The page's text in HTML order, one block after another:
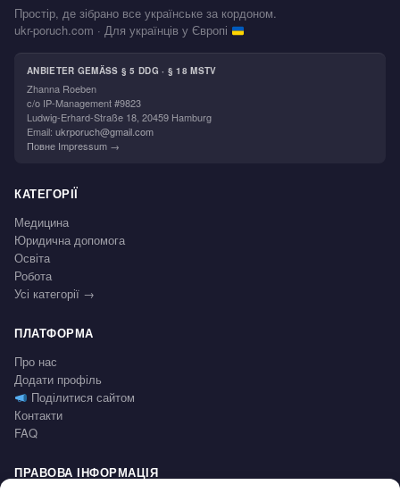
Простір, де зібрано все українське за кордоном.
ukr-poruch.com · Для українців у Європі
ANBIETER GEMÄSS § 5 DDG · § 18 MSTV
Zhanna Roeben
c/o IP-Management #9823
Ludwig-Erhard-Straße 18, 20459 Hamburg
Email: ukrporuch@gmail.com
Повне Impressum →
КАТЕГОРІЇ
Медицина
Юридична допомога
Освіта
Робота
Усі категорії →
ПЛАТФОРМА
Про нас
Додати профіль
Поділитися сайтом
Контакти
FAQ
ПРАВОВА ІНФОРМАЦІЯ